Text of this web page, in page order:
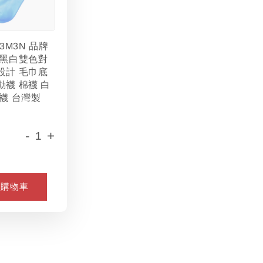
品牌
白雙色對
計 毛巾底
襪 棉襪 白
台灣製
- +
物車